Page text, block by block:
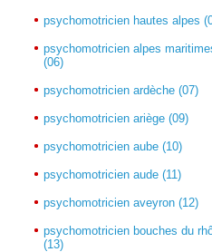
psychomotricien hautes alpes
psychomotricien alpes
(06)
psychomotricien ardèche (07)
psychomotricien ariège (09)
psychomotricien aube (10)
psychomotricien aude (11)
psychomotricien aveyron (12)
psychomotricien bouches du
(13)